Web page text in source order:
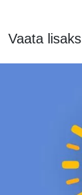
Vaata lisaks